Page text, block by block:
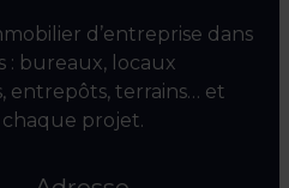
d’entreprise dans
: bureaux, locaux
entrepôts, terrains… et
chaque projet.